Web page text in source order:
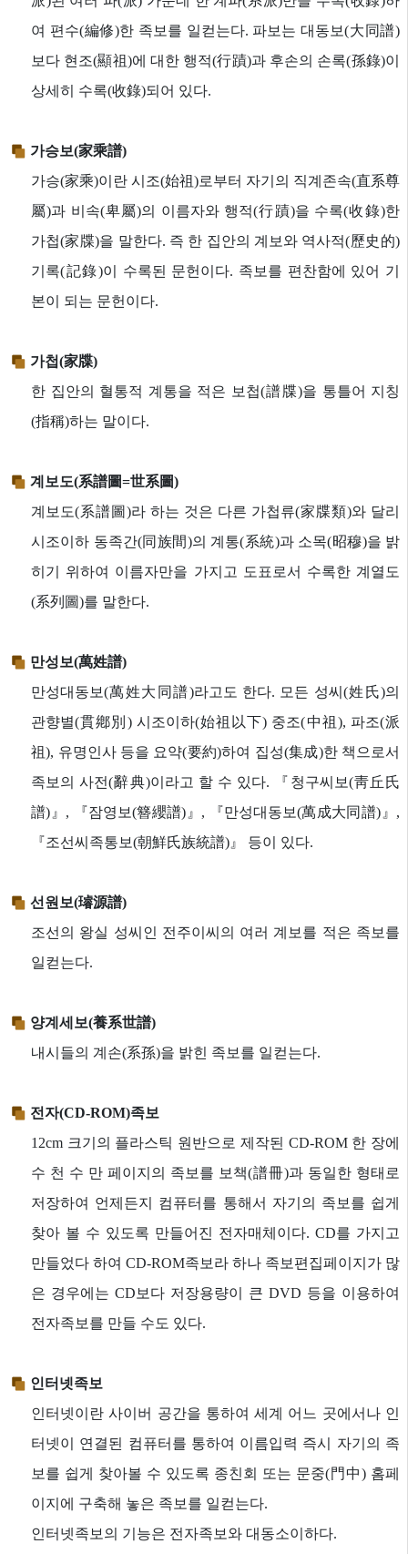
여 편수(編修)한 족보를 일컫는다. 파보는 대동보(大同譜)
보다 현조(顯祖)에 대한 행적(行蹟)과 후손의 손록(孫錄)이
상세히 수록(收錄)되어 있다.
가승보(家乘譜)
가승(家乘)이란 시조(始祖)로부터 자기의 직계존속(直系尊
屬)과 비속(卑屬)의 이름자와 행적(行蹟)을 수록(收錄)한
가첩(家牒)을 말한다. 즉 한 집안의 계보와 역사적(歷史的)
기록(記錄)이 수록된 문헌이다. 족보를 편찬함에 있어 기
본이 되는 문헌이다.
가첩(家牒)
한 집안의 혈통적 계통을 적은 보첩(譜牒)을 통틀어 지칭
(指稱)하는 말이다.
계보도(系譜圖=世系圖)
계보도(系譜圖)라 하는 것은 다른 가첩류(家牒類)와 달리
시조이하 동족간(同族間)의 계통(系統)과 소목(昭穆)을 밝
히기 위하여 이름자만을 가지고 도표로서 수록한 계열도
(系列圖)를 말한다.
만성보(萬姓譜)
만성대동보(萬姓大同譜)라고도 한다. 모든 성씨(姓氏)의
관향별(貫鄕別) 시조이하(始祖以下) 중조(中祖), 파조(派
祖), 유명인사 등을 요약(要約)하여 집성(集成)한 책으로서
족보의 사전(辭典)이라고 할 수 있다. 『청구씨보(靑丘氏
譜)』, 『잠영보(簪纓譜)』, 『만성대동보(萬成大同譜)』,
『조선씨족통보(朝鮮氏族統譜)』 등이 있다.
선원보(璿源譜)
조선의 왕실 성씨인 전주이씨의 여러 계보를 적은 족보를
일컫는다.
양계세보(養系世譜)
내시들의 계손(系孫)을 밝힌 족보를 일컫는다.
전자(CD-ROM)족보
12cm 크기의 플라스틱 원반으로 제작된 CD-ROM 한 장에
수 천 수 만 페이지의 족보를 보책(譜冊)과 동일한 형태로
저장하여 언제든지 컴퓨터를 통해서 자기의 족보를 쉽게
찾아 볼 수 있도록 만들어진 전자매체이다. CD를 가지고
만들었다 하여 CD-ROM족보라 하나 족보편집페이지가 많
은 경우에는 CD보다 저장용량이 큰 DVD 등을 이용하여
전자족보를 만들 수도 있다.
인터넷족보
인터넷이란 사이버 공간을 통하여 세계 어느 곳에서나 인
터넷이 연결된 컴퓨터를 통하여 이름입력 즉시 자기의 족
보를 쉽게 찾아볼 수 있도록 종친회 또는 문중(門中) 홈페
이지에 구축해 놓은 족보를 일컫는다.
인터넷족보의 기능은 전자족보와 대동소이하다.